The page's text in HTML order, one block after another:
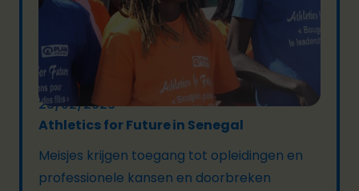
23/02/2026
Athletics for Future in Senegal
Meisjes krijgen toegang tot opleidingen en
professionele kansen en doorbreken